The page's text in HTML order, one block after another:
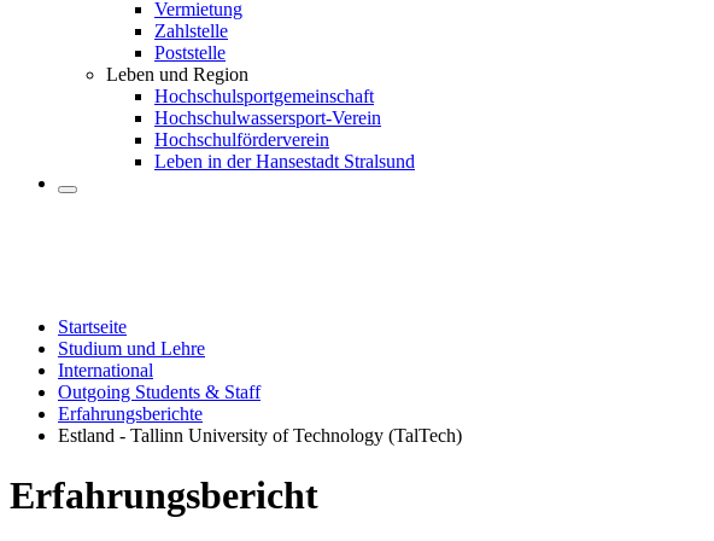
Vermietung
Zahlstelle
Poststelle
Leben und Region
Hochschulsportgemeinschaft
Hochschulwassersport-Verein
Hochschulförderverein
Leben in der Hansestadt Stralsund
Startseite
Studium und Lehre
International
Outgoing Students & Staff
Erfahrungsberichte
Estland - Tallinn University of Technology (TalTech)
Er­fah­rungs­be­richt